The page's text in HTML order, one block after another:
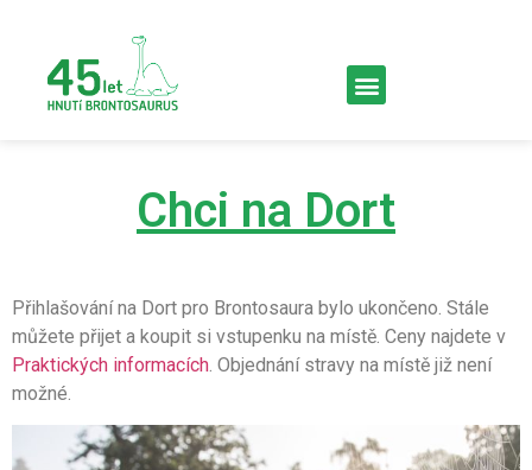
Chci na Dort
Přihlašování na Dort pro Brontosaura bylo ukončeno. Stále
můžete přijet a koupit si vstupenku na místě. Ceny najdete v
Praktických informacích. Objednání stravy na místě již není
možné.